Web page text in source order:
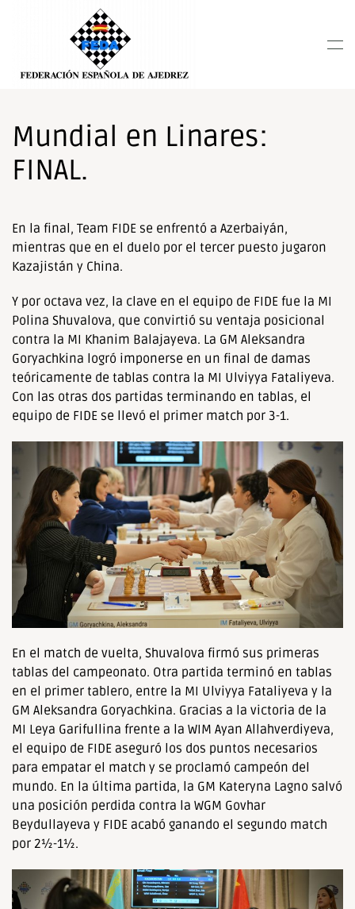
sistema
accesibilidad.
Skip to main content
Mundial en Linares:
FINAL.
En la final, Team FIDE se enfrentó a Azerbaiyán,
mientras que en el duelo por el tercer puesto jugaron
Kazajistán y China.
Y por octava vez, la clave en el equipo de FIDE fue la MI
Polina Shuvalova, que convirtió su ventaja posicional
contra la MI Khanim Balajayeva. La GM Aleksandra
Goryachkina logró imponerse en un final de damas
teóricamente de tablas contra la MI Ulviyya Fataliyeva.
Con las otras dos partidas terminando en tablas, el
equipo de FIDE se llevó el primer match por 3-1.
En el match de vuelta, Shuvalova firmó sus primeras
tablas del campeonato. Otra partida terminó en tablas
en el primer tablero, entre la MI Ulviyya Fataliyeva y la
GM Aleksandra Goryachkina. Gracias a la victoria de la
MI Leya Garifullina frente a la WIM Ayan Allahverdiyeva,
el equipo de FIDE aseguró los dos puntos necesarios
para empatar el match y se proclamó campeón del
mundo. En la última partida, la GM Kateryna Lagno salvó
una posición perdida contra la WGM Govhar
Beydullayeva y FIDE acabó ganando el segundo match
por 2½-1½.